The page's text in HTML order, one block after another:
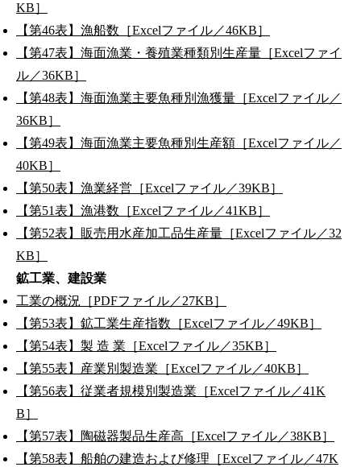
KB］
【第46表】漁船数［Excelファイル／46KB］
【第47表】海面漁業・養殖業種類別生産量［Excelファイ
ル／36KB］
【第48表】海面漁業主要魚種別漁獲量［Excelファイル／
36KB］
【第49表】海面漁業主要魚種別生産額［Excelファイル／
40KB］
【第50表】漁業経営［Excelファイル／39KB］
【第51表】漁港数［Excelファイル／41KB］
【第52表】販売用水産加工品生産量［Excelファイル／32
KB］
鉱工業、建設業
工業の概況［PDFファイル／27KB］
【第53表】鉱工業生産指数［Excelファイル／49KB］
【第54表】製 造 業［Excelファイル／35KB］
【第55表】産業別製造業［Excelファイル／40KB］
【第56表】従業者規模別製造業［Excelファイル／41K
B］
【第57表】陶磁器製品生産高［Excelファイル／38KB］
【第58表】船舶の建造および修理［Excelファイル／47K